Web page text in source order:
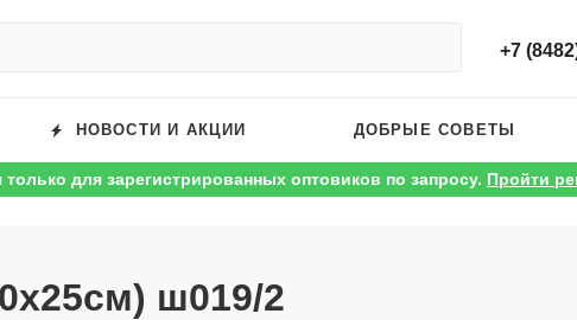
+7
НОВОСТИ И АКЦИИ ДОБРЫЕ СОВЕТЫ
для зарегистрированных оптовиков по запросу. Пройти
ш019/2